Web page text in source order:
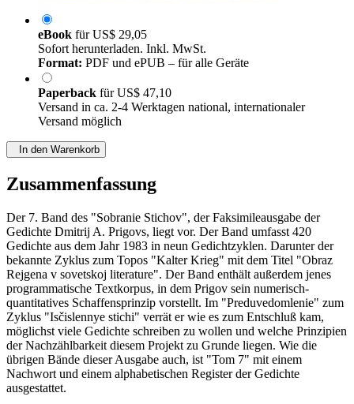
eBook fürUS$ 29,05
Sofort herunterladen. Inkl. MwSt.
Format: PDF und ePUB – für alle Geräte
Paperback fürUS$ 47,10
Versand in ca. 2-4 Werktagen national, internationaler
Versand möglich
In den Warenkorb
Zusammenfassung
Der 7. Band des "Sobranie Stichov", der Faksimileausgabe der
Gedichte Dmitrij A. Prigovs, liegt vor. Der Band umfasst 420
Gedichte aus dem Jahr 1983 in neun Gedichtzyklen. Darunter der
bekannte Zyklus zum Topos "Kalter Krieg" mit dem Titel "Obraz
Rejgena v sovetskoj literature". Der Band enthält außerdem jenes
programmatische Textkorpus, in dem Prigov sein numerisch-
quantitatives Schaffensprinzip vorstellt. Im "Preduvedomlenie" zum
Zyklus "Isčislennye stichi" verrät er wie es zum Entschluß kam,
möglichst viele Gedichte schreiben zu wollen und welche Prinzipien
der Nachzählbarkeit diesem Projekt zu Grunde liegen. Wie die
übrigen Bände dieser Ausgabe auch, ist "Tom 7" mit einem
Nachwort und einem alphabetischen Register der Gedichte
ausgestattet.